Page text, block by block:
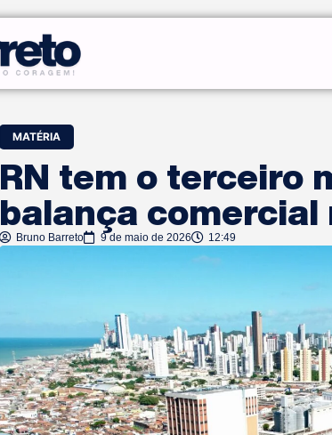
MATÉRIA
RN tem o terceiro
balança comercial
Bruno Barreto 9 de maio de 2026 12:49